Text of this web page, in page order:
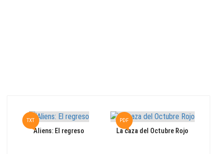
Aliens: El regreso
TXT
La caza del Octubre Rojo
PDF